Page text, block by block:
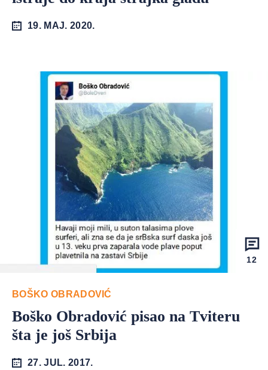
19. MAJ. 2020.
12
BOŠKO OBRADOVIĆ
Boško Obradović pisao na Tviteru
šta je još Srbija
27. JUL. 2017.